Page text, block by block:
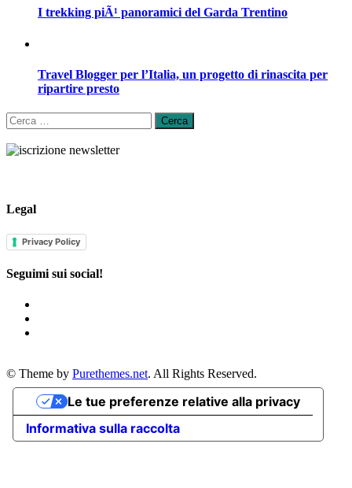
I trekking piÃ¹ panoramici del Garda Trentino
Travel Blogger per l’Italia, un progetto di rinascita per
ripartire presto
Ricerca
per:
Legal
Privacy Policy
Seguimi sui social!
© Theme by Purethemes.net. All Rights Reserved.
Informativa sulla raccolta
Le tue preferenze relative alla privacy